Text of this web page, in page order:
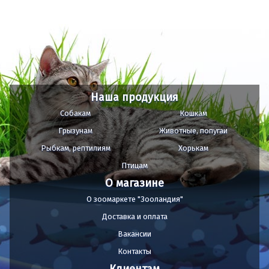
Наша продукция
Собакам
Кошкам
Грызунам
Животные, попугаи
Рыбкам, рептилиям
Хорькам
Птицам
О магазине
О зоомаркете "Зооландия"
Доставка и оплата
Вакансии
Контакты